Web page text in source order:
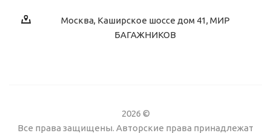
Москва, Каширское шоссе дом 41, МИР
БАГАЖНИКОВ
2026 ©
Все права защищены. Авторские права принадлежат